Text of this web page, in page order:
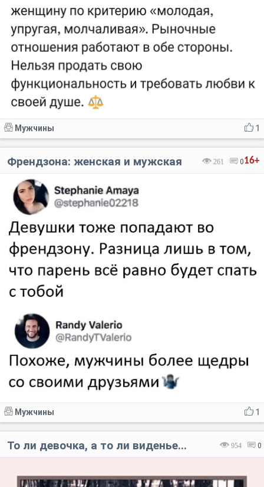
1
Мужчины
16+
261 0
Френдзона: женская и мужская
1
Мужчины
954 0
То ли девочка, а то ли виденье...